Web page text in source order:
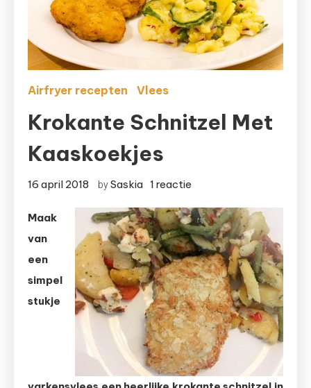
Airfryer recepten Vlees
Krokante Schnitzel Met
Kaaskoekjes
16 april 2018 bySaskia 1 reactie
schnitzel
met
kaaskoekjes
Maak
van
een
simpel
stukje